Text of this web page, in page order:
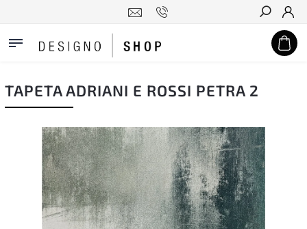
Hledat
TAPETA ADRIANI E ROSSI PETRA 2